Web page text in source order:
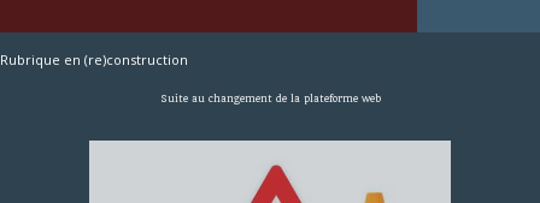
Rubrique en (re)construction
Suite au changement de la plateforme web